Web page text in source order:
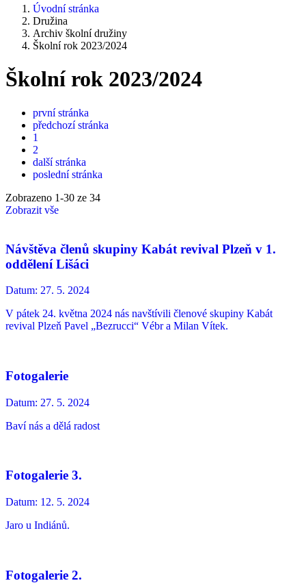
Úvodní stránka
Družina
Archiv školní družiny
Školní rok 2023/2024
Školní rok 2023/2024
první stránka
předchozí stránka
1
2
další stránka
poslední stránka
Zobrazeno 1-30 ze 34
Zobrazit vše
Návštěva členů skupiny Kabát revival Plzeň v 1.
oddělení Lišáci
Datum: 27. 5. 2024
V pátek 24. května 2024 nás navštívili členové skupiny Kabát
revival Plzeň Pavel „Bezrucci“ Vébr a Milan Vítek.
Fotogalerie
Datum: 27. 5. 2024
Baví nás a dělá radost
Fotogalerie 3.
Datum: 12. 5. 2024
Jaro u Indiánů.
Fotogalerie 2.